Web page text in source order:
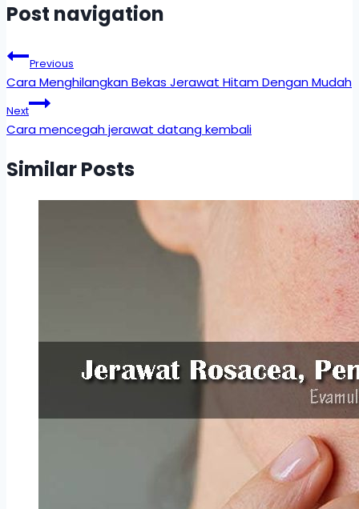
Post navigation
Previous
Cara Menghilangkan Bekas Jerawat Hitam Dengan Mudah
Next
Cara mencegah jerawat datang kembali
Similar Posts